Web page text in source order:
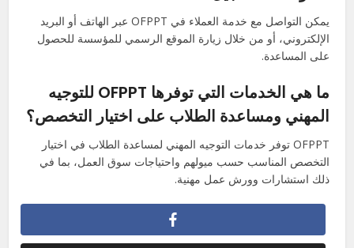
يمكن التواصل مع خدمة العملاء في OFPPT عبر الهاتف أو البريد
الإلكتروني، أو من خلال زيارة الموقع الرسمي للمؤسسة للحصول
على المساعدة.
ما هي الخدمات التي توفرها OFPPT للتوجيه
المهني ومساعدة الطلاب على اختيار التخصص؟
OFPPT توفر خدمات التوجيه المهني لمساعدة الطلاب في اختيار
التخصص المناسب حسب ميولهم واحتياجات سوق العمل، بما في
ذلك استشارات وورش عمل مهنية.